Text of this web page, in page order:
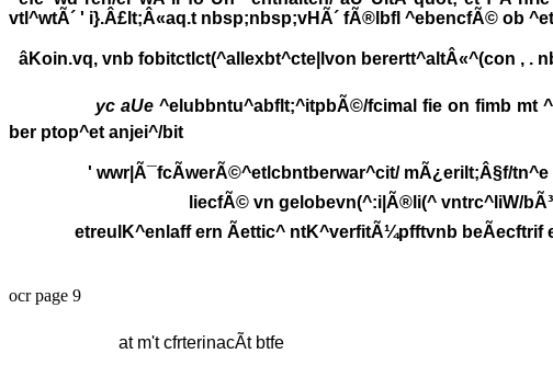
vtl^wtÃ´ ' i}.Â£lt;Â«aq.t nbsp;nbsp;vHÃ´ fÃ®lbfl ^ebencfÃ© ob
âKoin.vq, vnb fobitctlct(^allexbt^cte|lvon berertt^altÂ«^(con
yc aUe^elubbntu^abflt;^itpbÃ©/fcimal fie on fimb mt
ber ptop^et anjei^/bit
' wwr|Ã¯fcÃwerÃ©^etlcbntberwar^cit/ mÃ¿erilt;Â§f/
liecfÃ© vn gelobevn(^:i|Ã®li(^ vntrc^liW/
etreulK^enlaff ern Ãettic^ ntK^verfitÃ¼pfftvnb
ocr page 9
at m't cfrterinacÃt btfe